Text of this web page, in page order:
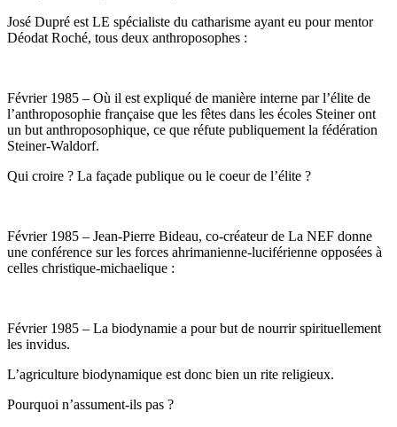
José Dupré est LE spécialiste du catharisme ayant eu pour mentor
Déodat Roché, tous deux anthroposophes :
Février 1985 – Où il est expliqué de manière interne par l’élite de
l’anthroposophie française que les fêtes dans les écoles Steiner ont
un but anthroposophique, ce que réfute publiquement la fédération
Steiner-Waldorf.
Qui croire ? La façade publique ou le coeur de l’élite ?
Février 1985 – Jean-Pierre Bideau, co-créateur de La NEF donne
une conférence sur les forces ahrimanienne-luciférienne opposées à
celles christique-michaelique :
Février 1985 – La biodynamie a pour but de nourrir spirituellement
les invidus.
L’agriculture biodynamique est donc bien un rite religieux.
Pourquoi n’assument-ils pas ?